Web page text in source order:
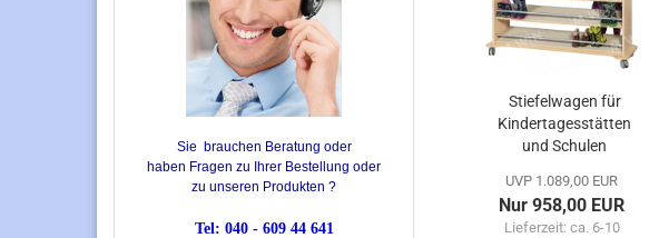
Stiefelwagen für
Kindertagesstätten
und Schulen
UVP 1.089,00 EUR
Nur 958,00 EUR
Lieferzeit: ca. 6-10
Sie brauchen Beratung oder
haben Fragen zu Ihrer Bestellung oder
zu unseren Produkten ?
Tel: 040 - 609 44 641